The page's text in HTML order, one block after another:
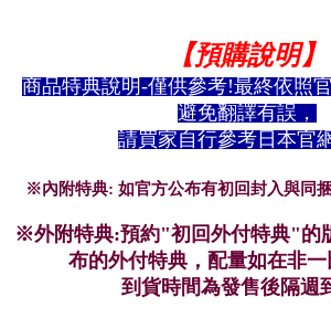
【預購說明】
商品特典說明-僅供參考!最終依照
避免翻譯有誤，
請買家自行參考日本官
※內附特典: 如官方公布有初回封入與同
※外附特典:預約"初回外付特典"的
布的外付特典，配量如在非
到貨時間為發售後隔週